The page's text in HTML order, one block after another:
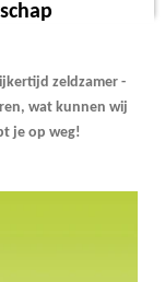
zeldzamer -
wat kunnen wij
je op weg!